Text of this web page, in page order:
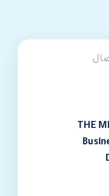
THE